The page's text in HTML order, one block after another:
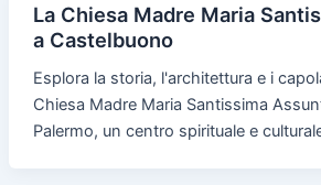
La Chiesa Madre Maria
a Castelbuono
Esplora la storia, l'architettura e i
Chiesa Madre Maria Santissima
Palermo, un centro spirituale e